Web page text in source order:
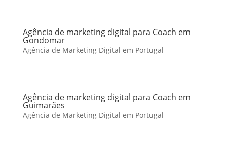
Agência de marketing digital para Coach em
Gondomar
Agência de Marketing Digital em Portugal
Agência de marketing digital para Coach em
Guimarães
Agência de Marketing Digital em Portugal